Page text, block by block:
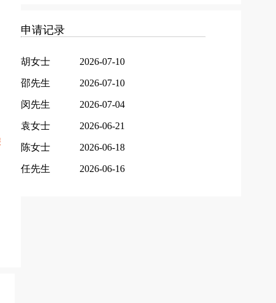
申请记录
胡女士 2026-07-10
邵先生 2026-07-10
闵先生 2026-07-04
袁女士 2026-06-21
陈女士 2026-06-18
任先生 2026-06-16